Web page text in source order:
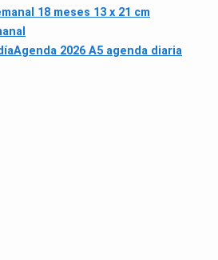
18 meses 13 x 21 cm
Agenda 2026 A5 agenda diaria